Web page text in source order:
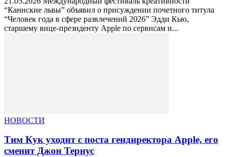
“Каннские львы” объявил о присуждении почетного титула
“Человек года в сфере развлечений 2026” Эдди Кью,
старшему вице-президенту Apple по сервисам и...
НОВОСТИ
Тим Кук уходит с поста гендиректора Apple, его
сменит Джон Тернус